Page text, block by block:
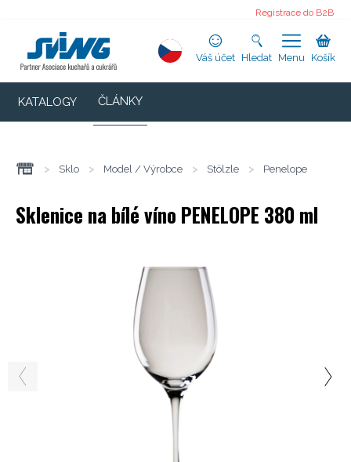
Registrace do B2B
Váš účet Hledat Menu Košík
KATALOGY ČLÁNKY
> Sklo > Model / Výrobce > Stölzle > Penelope
Sklenice na bílé víno PENELOPE 380 ml